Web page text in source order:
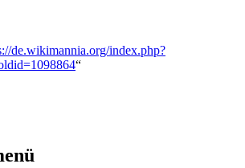
de.wikimannia.org/index.php?
“